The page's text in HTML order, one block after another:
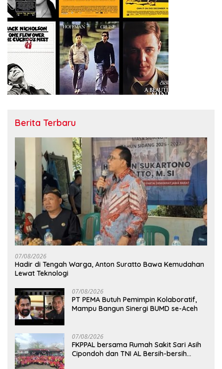
Berita Terbaru
07/08/2026
Hadir di Tengah Warga, Anton Suratto Bawa Kemudahan
Lewat Teknologi
07/08/2026
PT PEMA Butuh Pemimpin Kolaboratif,
Mampu Bangun Sinergi BUMD se-Aceh
07/08/2026
FKPPAL bersama Rumah Sakit Sari Asih
Cipondoh dan TNI AL Bersih-bersih